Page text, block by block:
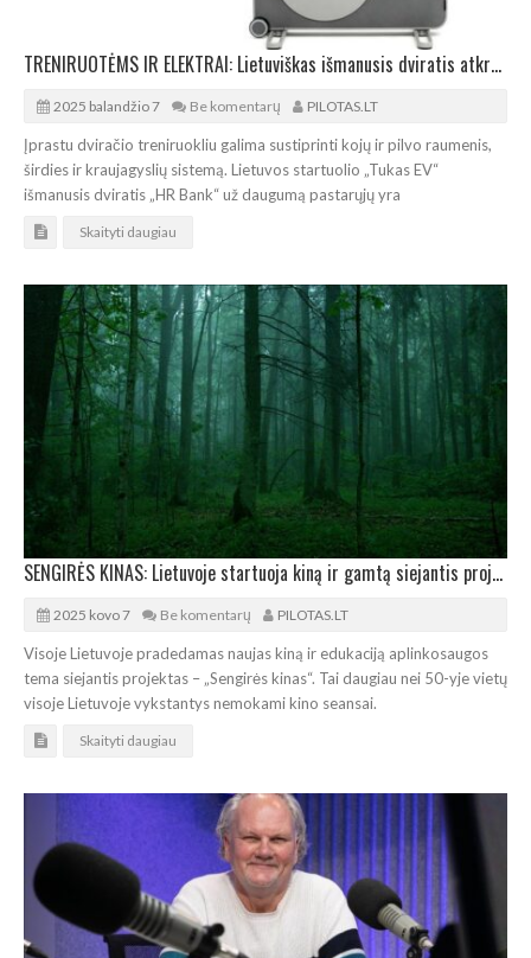
TRENIRUOTĖMS IR ELEKTRAI: Lietuviškas išmanusis dviratis atkreipė tarptautinį dėmesį
2025 balandžio 7 Be komentarų PILOTAS.LT
Įprastu dviračio treniruokliu galima sustiprinti kojų ir pilvo raumenis,
širdies ir kraujagyslių sistemą. Lietuvos startuolio „Tukas EV“
išmanusis dviratis „HR Bank“ už daugumą pastarųjų yra
Skaityti daugiau
SENGIRĖS KINAS: Lietuvoje startuoja kiną ir gamtą siejantis projektas
2025 kovo 7 Be komentarų PILOTAS.LT
Visoje Lietuvoje pradedamas naujas kiną ir edukaciją aplinkosaugos
tema siejantis projektas – „Sengirės kinas“. Tai daugiau nei 50-yje vietų
visoje Lietuvoje vykstantys nemokami kino seansai.
Skaityti daugiau